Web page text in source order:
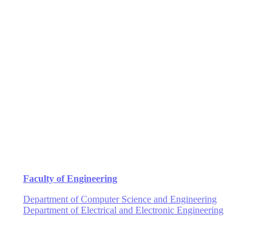
Faculty of Engineering
Department of Computer Science and Engineering
Department of Electrical and Electronic Engineering